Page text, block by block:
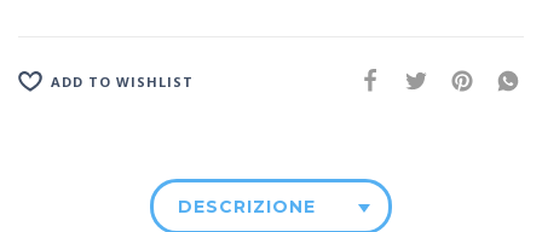
ADD TO WISHLIST
DESCRIZIONE